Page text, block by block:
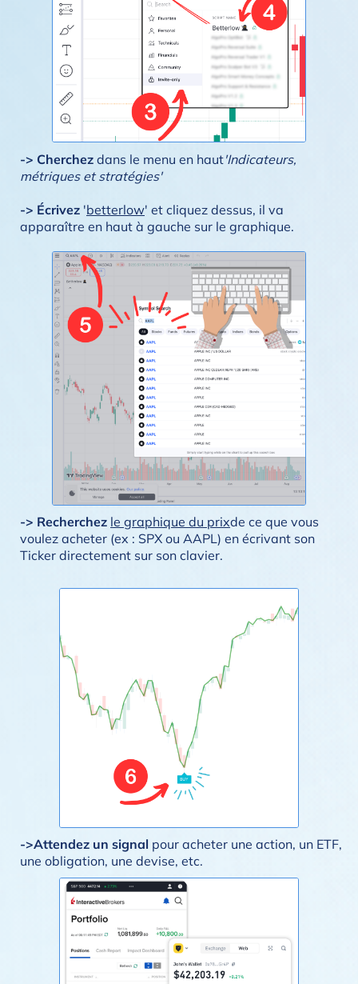
-> Cherchez dans le menu en haut'Indicateurs,
métriques et stratégies'
-> Écrivez 'betterlow' et cliquez dessus, il va
apparaître en haut à gauche sur le graphique.
-> Recherchez le graphique du prixde ce que vous
voulez acheter (ex : SPX ou AAPL) en écrivant son
Ticker directement sur son clavier.
->Attendez un signal pour acheter une action, un ETF,
une obligation, une devise, etc.